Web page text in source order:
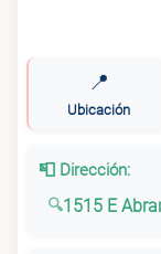
📍
Ubicación
📮 Dirección:
1515 E